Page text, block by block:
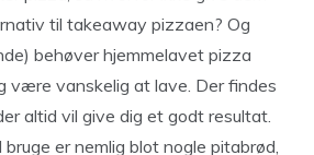
til takeaway pizzaen? Og
behøver hjemmelavet pizza
være vanskelig at lave. Der findes
altid vil give dig et godt resultat.
er nemlig blot nogle pitabrød,